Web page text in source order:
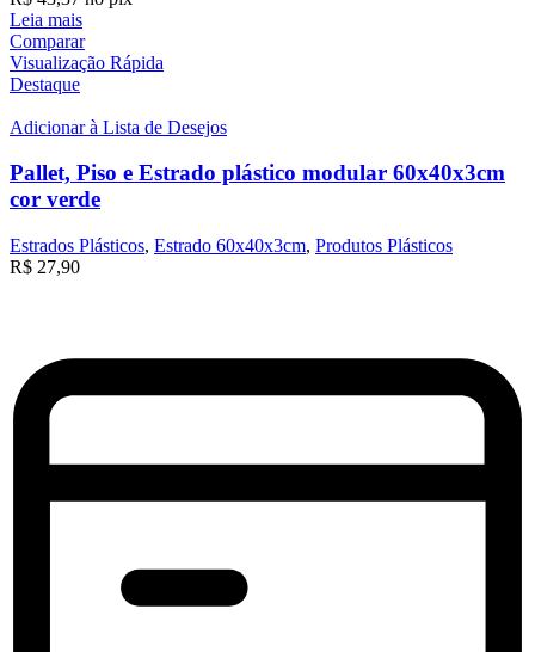
Leia mais
Comparar
Visualização Rápida
Destaque
Adicionar à Lista de Desejos
Pallet, Piso e Estrado plástico modular 60x40x3cm
cor verde
Estrados Plásticos, Estrado 60x40x3cm, Produtos Plásticos
R$ 27,90